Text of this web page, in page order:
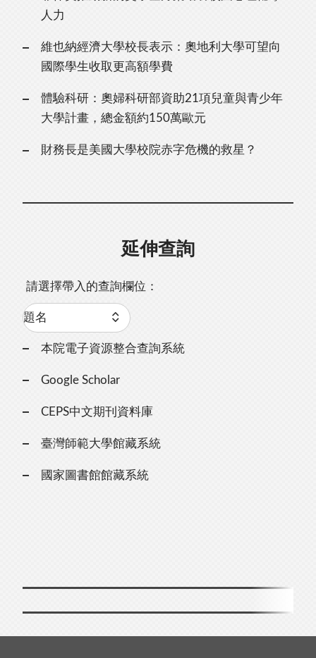
人力
維也納經濟大學校長表示：奧地利大學可望向
國際學生收取更高額學費
體驗科研：奧婦科研部資助21項兒童與青少年
大學計畫，總金額約150萬歐元
財務長是美國大學校院赤字危機的救星？
延伸查詢
請選擇帶入的查詢欄位：
本院電子資源整合查詢系統
Google Scholar
CEPS中文期刊資料庫
臺灣師範大學館藏系統
國家圖書館館藏系統